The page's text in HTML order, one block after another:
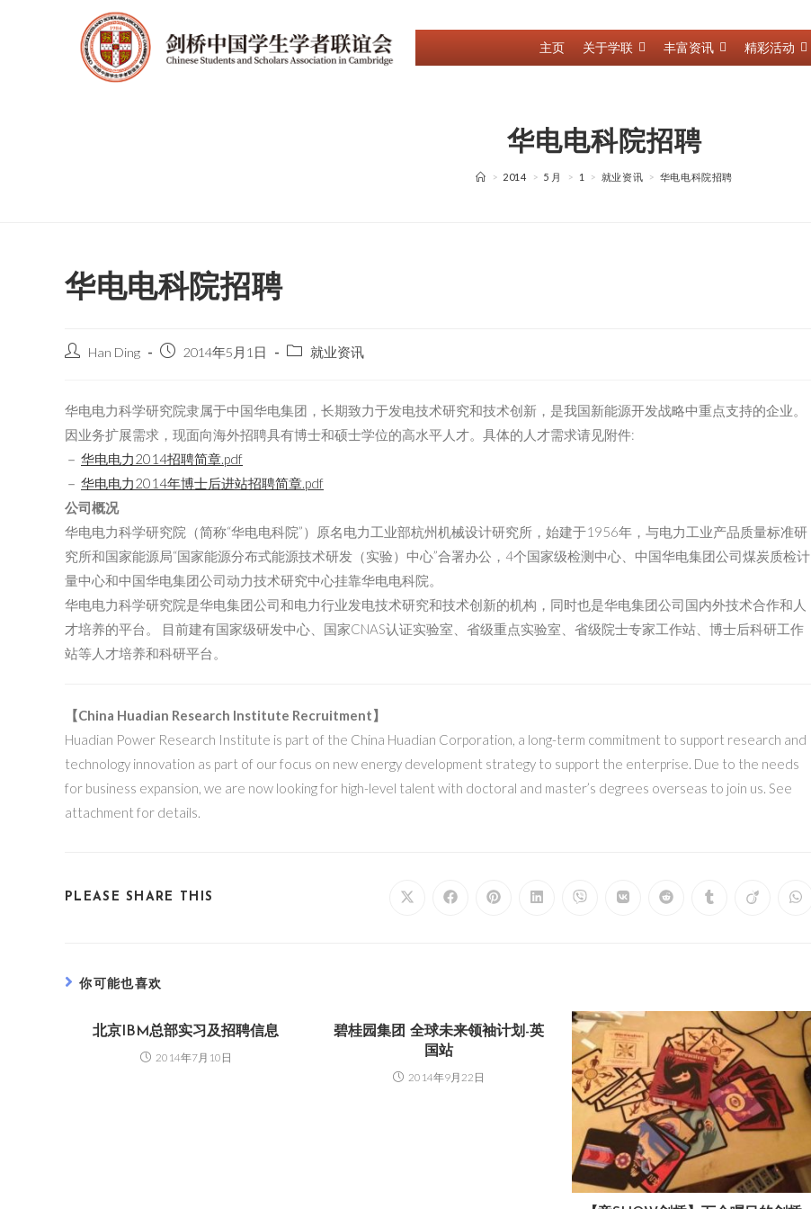
主页 关于学联 丰富资讯 精彩活动
华电电科院招聘
> 2014 > 5 月 > 1 > 就业资讯 > 华电电科院招聘
华电电科院招聘
Han Ding 2014年5月1日 就业资讯
华电电力科学研究院隶属于中国华电集团，长期致力于发电技术研究和技术创新，是我国新能源开发战略中重点支持的企业。
因业务扩展需求，现面向海外招聘具有博士和硕士学位的高水平人才。具体的人才需求请见附件:
－ 华电电力2014招聘简章.pdf
－ 华电电力2014年博士后进站招聘简章.pdf
公司概况
华电电力科学研究院（简称“华电电科院”）原名电力工业部杭州机械设计研究所，始建于1956年，与电力工业产品质量标准研
究所和国家能源局“国家能源分布式能源技术研发（实验）中心”合署办公，4个国家级检测中心、中国华电集团公司煤炭质检计
量中心和中国华电集团公司动力技术研究中心挂靠华电电科院。
华电电力科学研究院是华电集团公司和电力行业发电技术研究和技术创新的机构，同时也是华电集团公司国内外技术合作和人
才培养的平台。 目前建有国家级研发中心、国家CNAS认证实验室、省级重点实验室、省级院士专家工作站、博士后科研工作
站等人才培养和科研平台。
【China Huadian Research Institute Recruitment】
Huadian Power Research Institute is part of the China Huadian Corporation, a long-term commitment to support research and
technology innovation as part of our focus on new energy development strategy to support the enterprise. Due to the needs
for business expansion, we are now looking for high-level talent with doctoral and master’s degrees overseas to join us. See
attachment for details.
PLEASE SHARE THIS
你可能也喜欢
北京IBM总部实习及招聘信息
2014年7月10日
碧桂园集团 全球未来领袖计划-英
国站
2014年9月22日